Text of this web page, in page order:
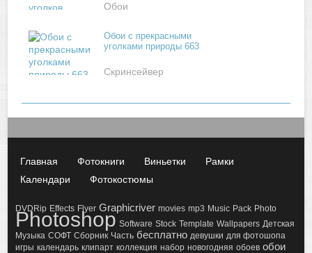
Обои
Обои с прекрасными
уголками природы 663
Скринсейвер
Главная Фотокниги Виньетки
Рамки
Календари
Фотокостюмы
DVDRip Effects Flyer Graphicriver movies mp3 Music Pack Photo
Photoshop Software Stock Template Wallpapers Детская
Музыка СОФТ Сборник Часть бесплатно девушки для фотошопа
игры календарь клипарт коллекция набор новогодняя обоев обои